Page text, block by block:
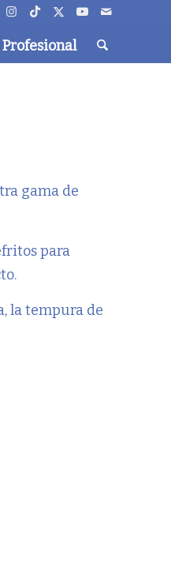
Profesional
gama de
para
la tempura de